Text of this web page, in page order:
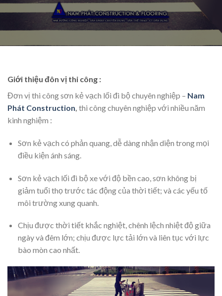
Giới thiệu đôn vị thi công :
Đơn vị thi công sơn kẻ vạch lối đi bộ chuyên nghiệp – Nam
Phát Construction, thi công chuyên nghiệp với nhiều năm
kinh nghiệm :
Sơn kẻ vạch có phản quang, dễ dàng nhận diện trong mọi
điều kiện ánh sáng.
Sơn kẻ vạch lối đi bộ xe với độ bền cao, sơn không bị
giảm tuổi thọ trước tác động của thời tiết; và các yếu tố
môi trường xung quanh.
Chịu được thời tiết khắc nghiệt, chênh lệch nhiệt độ giữa
ngày và đêm lớn; chịu được lực tải lớn và liên tục với lực
bào mòn cao nhất.